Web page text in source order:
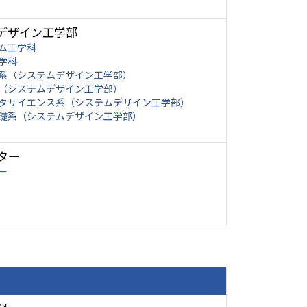
ザイン工学部
工学科
科
（システムデザイン工学部）
システムデザイン工学部）
サイエンス系（システムデザイン工学部）
系（システムデザイン工学部）
ー